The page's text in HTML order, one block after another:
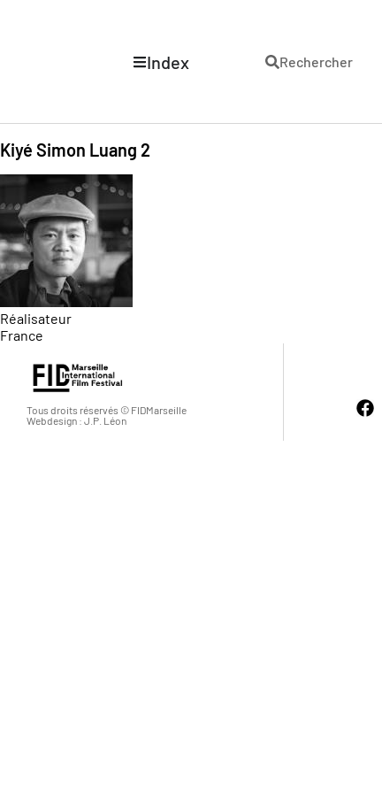
Rechercher
Index
Kiyé Simon Luang 2
Réalisateur
France
Tous droits réservés © FIDMarseille
Webdesign : J.P. Léon